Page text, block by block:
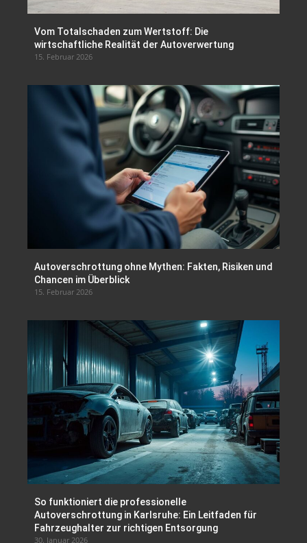
Vom Totalschaden zum Wertstoff: Die
wirtschaftliche Realität der Autoverwertung
15. Februar 2026
Autoverschrottung ohne Mythen: Fakten, Risiken und
Chancen im Überblick
15. Februar 2026
So funktioniert die professionelle
Autoverschrottung in Karlsruhe: Ein Leitfaden für
Fahrzeughalter zur richtigen Entsorgung
30. Januar 2026